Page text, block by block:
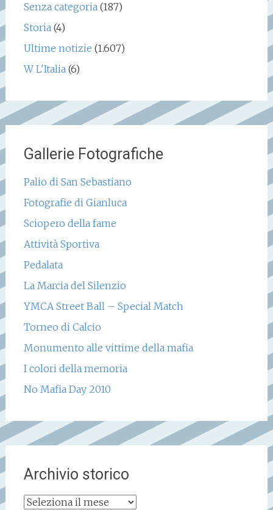
Senza categoria(187)
Storia(4)
Ultime notizie (1.607)
W L'Italia(6)
Gallerie Fotografiche
Palio di San Sebastiano
Fotografie di Gianluca
Sciopero della fame
Attività Sportiva
Pedalata
La Marcia del Silenzio
YMCA Street Ball – Special Match
Torneo di Calcio
Monumento alle vittime della mafia
I colori della memoria
No Mafia Day 2010
Archivio storico
Archivio